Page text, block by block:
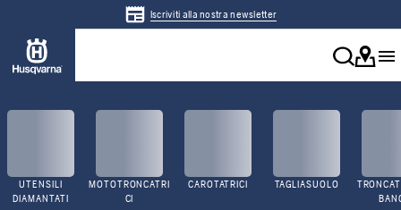
Iscriviti alla nostra newsletter
UTENSILI
DIAMANTATI
MOTOTRONCATRI
CI
CAROTATRICI TAGLIASUOLO